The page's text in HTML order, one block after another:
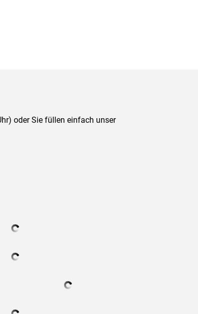
oder Sie füllen einfach unser